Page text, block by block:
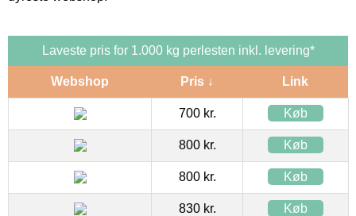
Laveste pris for 1.000 kg perlesten inkl. levering*
Webshop Pris ↓ Link
700 kr. Køb
800 kr. Køb
800 kr. Køb
830 kr. Køb